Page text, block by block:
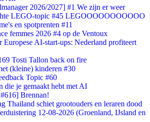
2026/2027] #1 We zijn er weer
LEGO-topic #45 LEGOOOOOOOOOOO
en spotprenten #11
femmes 2026 #4 op de Ventoux
Europese AI-start-ups: Nederland profiteert
Tosti Tallon back on fire
(kleine) kinderen #30
Topic #60
die je gemaakt hebt met AI
Brennan!
Thailand schiet grootouders en leraren dood
12-08-2026 (Groenland, IJsland en